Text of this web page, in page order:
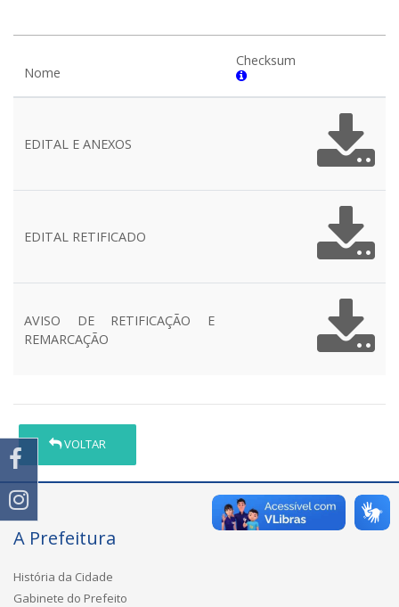
Nome
Checksum
EDITAL E ANEXOS
EDITAL RETIFICADO
AVISO DE RETIFICAÇÃO E
REMARCAÇÃO
VOLTAR
A Prefeitura
História da Cidade
Gabinete do Prefeito